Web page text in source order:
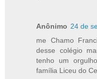
Anônimo 24 de
me Chamo
desse colégio
tenho um
família Liceu do